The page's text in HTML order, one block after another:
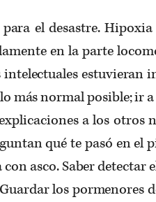
el desastre.
en la parte
intelectuales estuvieran
más normal posible; ir
a los otros
qué te pasó en el
asco. Saber detectar
los pormenores